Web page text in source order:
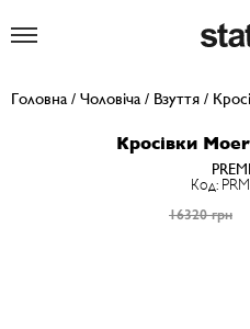
Головна / Чоловіча / Взуття /
Кросівки
Код:
16320 грн